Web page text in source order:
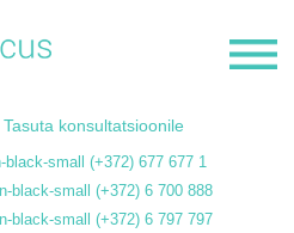
Tasuta konsultatsioonile
(+372) 677 677 1
(+372) 6 700 888
(+372) 6 797 797